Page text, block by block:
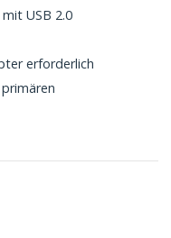
USB 2.0
erforderlich